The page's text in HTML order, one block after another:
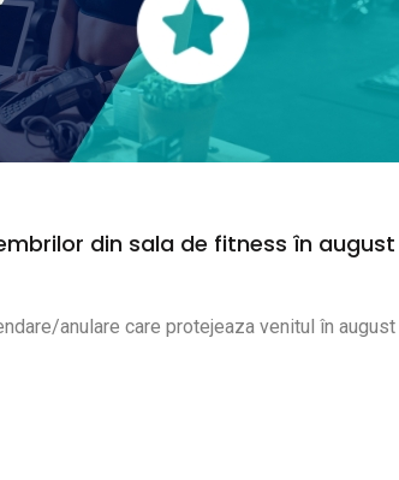
din sala de fitness în august
anulare care protejeaza venitul în august